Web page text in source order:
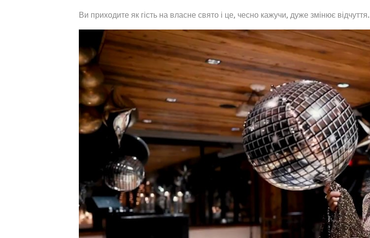
Ви приходите як гість на власне свято і це, чесно кажучи, дуже змінює відчуття.